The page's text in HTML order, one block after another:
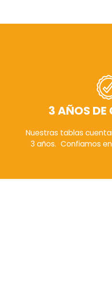
3 AÑOS
Nuestras tablas
3 años. Confiamos